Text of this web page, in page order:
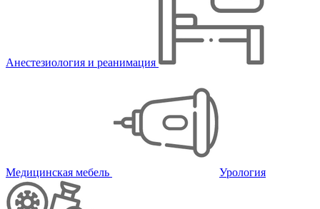
Анестезиология и реанимация
Медицинская мебель Урология